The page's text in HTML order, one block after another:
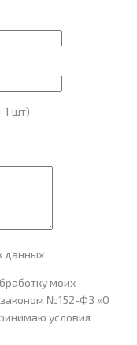
1 шт)
данных
моих
законом №152-ФЗ «О
условия